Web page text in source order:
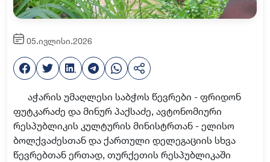
05.ივლისი.2026
აჭარის უმაღლესი საბჭოს წევრები - ფრიდონ
ფუტკარაძე და მინურ პაქსაძე, ავტონომიური
რესპუბლიკის კულტურის მინისტრთან - ელისო
ბოლქვაძესთან და ქართული დელეგაციის სხვა
წევრებთან ერთად, თურქეთის რესპუბლიკაში